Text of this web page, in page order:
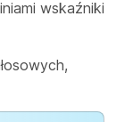
wskaźniki